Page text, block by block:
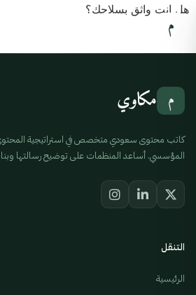
م مكاوي
هل انت واثق بسلاحك؟
م مكاوي
كاتب محتوى سعودي متخصص في استراتيجية المحتوى،
المؤسسي. أساعد المنظمات على توضيح رسالتها
التنقل
الرئيسية